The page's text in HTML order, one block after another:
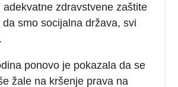
adekvatne zdravstvene zaštite
smo socijalna država, svi
ponovo je pokazala da se
žale na kršenje prava na